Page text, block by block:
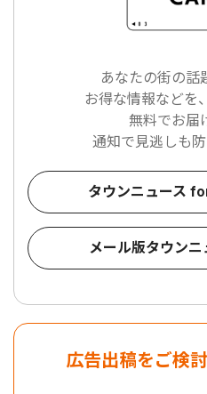
あなたの街の話
お得な情報などを
無料でお届
通知で見逃しも
タウンニュース
メール版タウン
広告出稿をご検